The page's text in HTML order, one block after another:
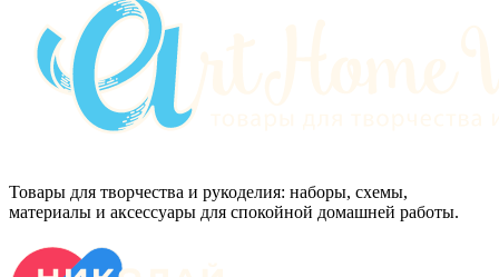
Товары для творчества и рукоделия: наборы, схемы,
материалы и аксессуары для спокойной домашней работы.